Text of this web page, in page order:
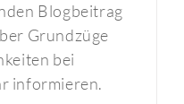
Blogbeitrag
Grundzüge
bei
informieren.